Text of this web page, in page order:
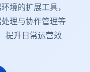
境的扩展工具，
理与协作管理等
提升日常运营效